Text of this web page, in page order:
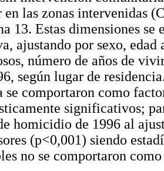
en las zonas intervenidas
13. Estas dimensiones
ajustando por sexo, edad
número de años de
según lugar de
se comportaron como
significativos;
homicidio de 1996 al
(p<0,001) siendo
no se comportaron